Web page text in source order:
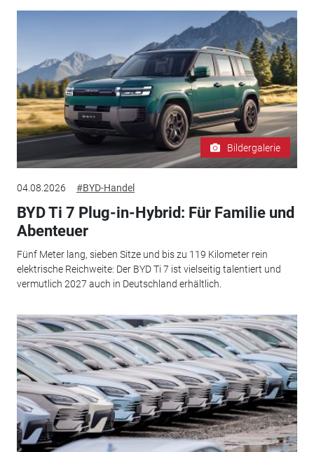
Bildergalerie
04.08.2026 #BYD-Handel
BYD Ti 7 Plug-in-Hybrid: Für Familie und
Abenteuer
Fünf Meter lang, sieben Sitze und bis zu 119 Kilometer rein
elektrische Reichweite: Der BYD Ti 7 ist vielseitig talentiert und
vermutlich 2027 auch in Deutschland erhältlich.